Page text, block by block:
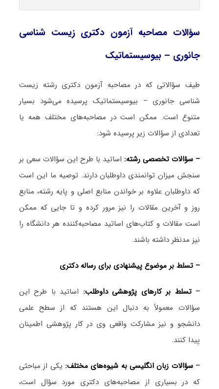
سؤالات مصاحبه آزمون دکتری زیست ‌شناسی
جانوری – بیوسیستماتیک
طیف سؤالاتی که در مصاحبه آزمون دکتری رشته زیست
‌شناسی جانوری – بیوسیستماتیک پرسیده می‌شود بسیار
متنوع است. ممکن است در مصاحبه‌های مختلف همه یا
تعدادی از سؤالات زیر پرسیده شود:
– سؤالات تخصصی رشته: اساتید با طرح این سؤالات سعی بر
سنجش میزان توانمندی داوطلبان دارند. توصیه ما این است
که داوطلبان علاوه بر خواندن منابع اصلی و پایه رشته، منابع
روز و آخرین مقالات را نیز مرور کرده و تا جایی که ممکن
است مقالات و کتاب‌های اساتید مصاحبه‌کننده هر دانشگاه را
نیز مدنظر داشته باشند.
– تسلط بر موضوع پیشنهادی برای رساله دکتری
–تسلط بر کارهای پژوهشی داوطلب: اساتید با طرح این
سؤالات معمولاً به دنبال این هستند که از سطح علمی
دانشجو و نیز مشارکت واقعی وی در کار پژوهشی اطمینان
پیدا کنند.
– سؤالات زبان انگلیسی به شیوه‌های مختلف: یکی از مباحثی
که در بسیاری از مصاحبه‌های دکتری مورد سؤال است،